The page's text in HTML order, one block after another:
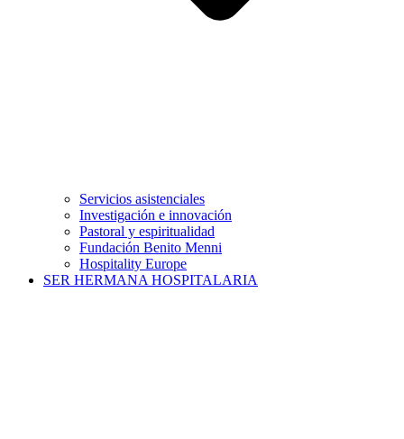
Servicios asistenciales
Investigación e innovación
Pastoral y espiritualidad
Fundación Benito Menni
Hospitality Europe
SER HERMANA HOSPITALARIA